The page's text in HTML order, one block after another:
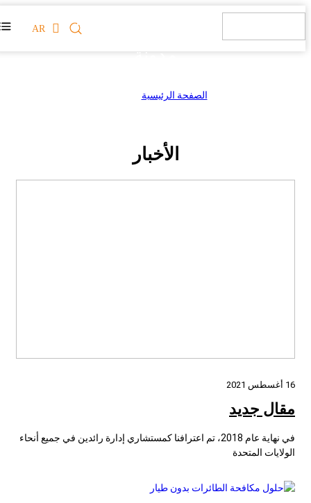
AR
الصفحة الرئيسية
الأخبار
16 أغسطس 2021
مقال جديد
في نهاية عام 2018، تم اعترافنا كمستشاري إدارة رائدين في جميع أنحاء
الولايات المتحدة